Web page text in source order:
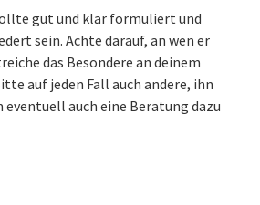
gut und klar formuliert und
sein. Achte darauf, an wen er
das Besondere an deinem
auf jeden Fall auch andere, ihn
eventuell auch eine Beratung dazu